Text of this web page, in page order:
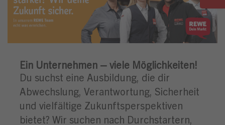
Ein Unternehmen – viele Möglichkeiten!
Du suchst eine Ausbildung, die dir
Abwechslung, Verantwortung, Sicherheit
und vielfältige Zukunftsperspektiven
bietet? Wir suchen nach Durchstartern,